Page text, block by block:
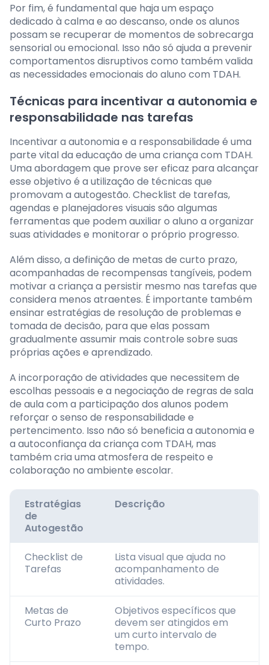
Por fim, é fundamental que haja um espaço
dedicado à calma e ao descanso, onde os alunos
possam se recuperar de momentos de sobrecarga
sensorial ou emocional. Isso não só ajuda a prevenir
comportamentos disruptivos como também valida
as necessidades emocionais do aluno com TDAH.
Técnicas para incentivar a autonomia e
responsabilidade nas tarefas
Incentivar a autonomia e a responsabilidade é uma
parte vital da educação de uma criança com TDAH.
Uma abordagem que prove ser eficaz para alcançar
esse objetivo é a utilização de técnicas que
promovam a autogestão. Checklist de tarefas,
agendas e planejadores visuais são algumas
ferramentas que podem auxiliar o aluno a organizar
suas atividades e monitorar o próprio progresso.
Além disso, a definição de metas de curto prazo,
acompanhadas de recompensas tangíveis, podem
motivar a criança a persistir mesmo nas tarefas que
considera menos atraentes. É importante também
ensinar estratégias de resolução de problemas e
tomada de decisão, para que elas possam
gradualmente assumir mais controle sobre suas
próprias ações e aprendizado.
A incorporação de atividades que necessitem de
escolhas pessoais e a negociação de regras de sala
de aula com a participação dos alunos podem
reforçar o senso de responsabilidade e
pertencimento. Isso não só beneficia a autonomia e
a autoconfiança da criança com TDAH, mas
também cria uma atmosfera de respeito e
colaboração no ambiente escolar.
Estratégias
de
Autogestão
Descrição
Checklist de
Tarefas
Lista visual que ajuda no
acompanhamento de
atividades.
Metas de
Curto Prazo
Objetivos específicos que
devem ser atingidos em
um curto intervalo de
tempo.